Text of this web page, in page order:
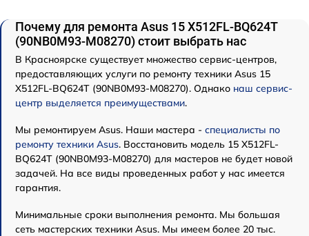
Почему для ремонта Asus 15 X512FL-BQ624T
(90NB0M93-M08270) стоит выбрать нас
В Красноярске существует множество сервис-центров,
предоставляющих услуги по ремонту техники Asus 15
X512FL-BQ624T (90NB0M93-M08270). Однако наш сервис-
центр выделяется преимуществами.
Мы ремонтируем Asus. Наши мастера - специалисты по
ремонту техники Asus. Восстановить модель 15 X512FL-
BQ624T (90NB0M93-M08270) для мастеров не будет новой
задачей. На все виды проведенных работ у нас имеется
гарантия.
Минимальные сроки выполнения ремонта. Мы большая
сеть мастерских техники Asus. Мы имеем более 20 тыс.